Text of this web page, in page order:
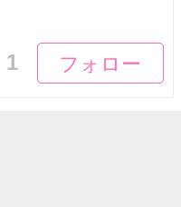
フォロー
フォロー
1